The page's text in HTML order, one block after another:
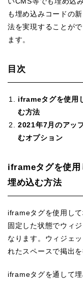
も埋め込みコードの
法を実現することが
ます。
目次
iframeタグを使用
む方法
2021年7月のアッ
むオプション
iframeタグを使
埋め込む方法
iframeタグを使用し
固定した状態でウィ
なります。ウィジェ
れたスペースで掲出
iframeタグを通して